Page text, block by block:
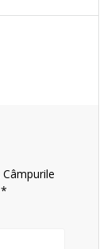
Câmpurile
*